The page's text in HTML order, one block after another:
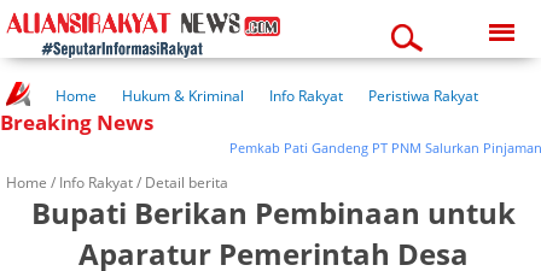
10:44:40 pm
Home Hukum & Kriminal Info Rakyat
Peristiwa Rakyat
Kuliner Rakyat
Wisata Rakyat
Breaking News
Pemkab Pati Gandeng PT PNM Salurkan Pinjaman
Home / Info Rakyat/ Detail berita
Bupati Berikan Pembinaan untuk
Aparatur Pemerintah Desa